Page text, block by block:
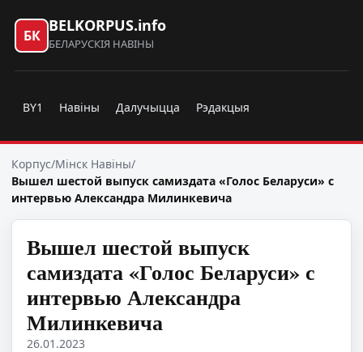
БК
BELKORPUS.info
БЕЛАРУСКІЯ НАВІНЫ
BY1 Навіны Далучыцца Рэдакцыя
Корпус/Мінск Навіны/
Вышел шестой выпуск самиздата «Голос Беларуси» с
интервью Александра Милинкевича
Вышел шестой выпуск
самиздата «Голос Беларуси» с
интервью Александра
Милинкевича
26.01.2023